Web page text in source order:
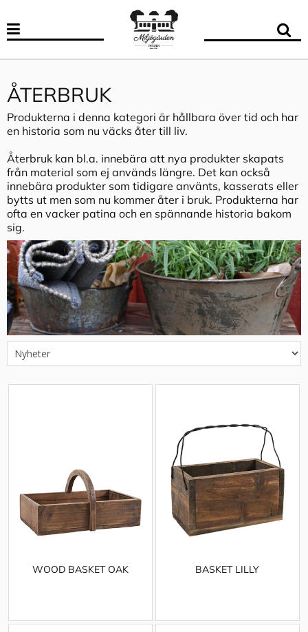
ÅTERBRUK
Produkterna i denna kategori är hållbara över tid och har
en historia som nu väcks åter till liv.
Återbruk kan bl.a. innebära att nya produkter skapats
från material som ej används längre. Det kan också
innebära produkter som tidigare använts, kasserats eller
bytts ut men som nu kommer åter i bruk. Produkterna har
ofta en vacker patina och en spännande historia bakom
sig.
WOOD BASKET OAK BASKET LILLY